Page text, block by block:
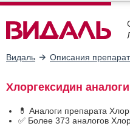
Видаль Описания
Хлоргексидин аналоги
💊 Аналоги препарата
✅ Более 373 аналогов